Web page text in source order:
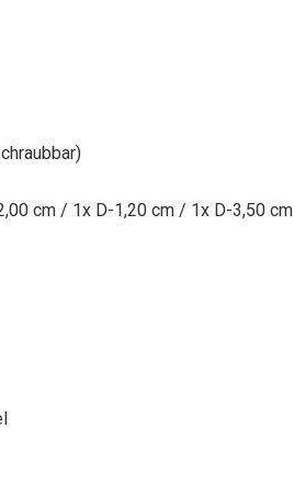
cm / 1x D-1,20 cm / 1x D-3,50 cm